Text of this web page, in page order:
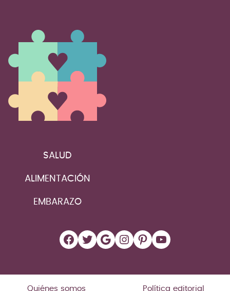
SALUD
ALIMENTACIÓN
EMBARAZO
Facebook
Twitter
Google
Instagram
Pinterest
YouTube
Quiénes somos Política editorial